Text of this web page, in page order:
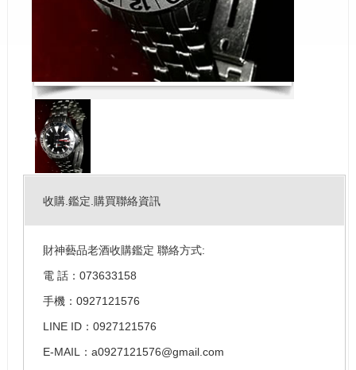
收購.鑑定.購買聯絡資訊
財神藝品老酒收購鑑定 聯絡方式:
電 話：073633158
手機：0927121576
LINE ID：0927121576
E-MAIL：a0927121576@gmail.com